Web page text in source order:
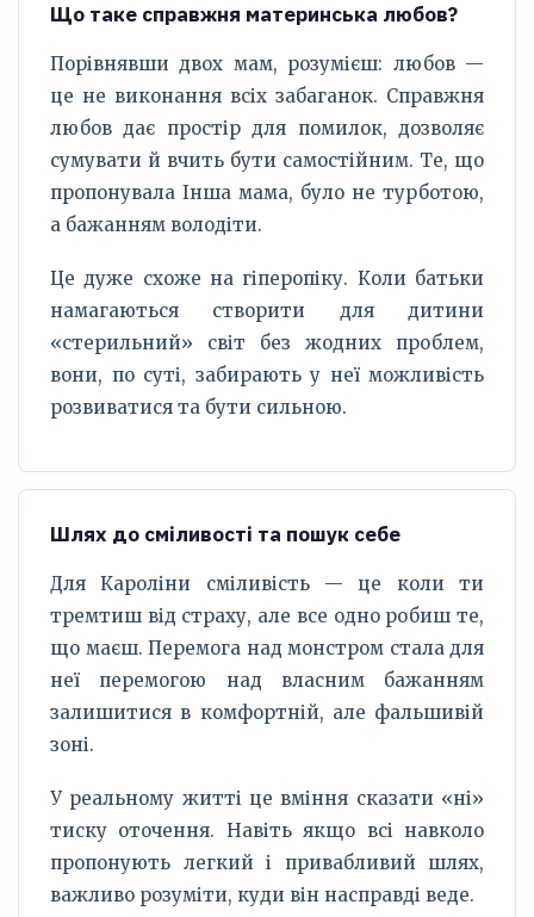
Що таке справжня материнська любов?
Порівнявши двох мам, розумієш: любов —
це не виконання всіх забаганок. Справжня
любов дає простір для помилок, дозволяє
сумувати й вчить бути самостійним. Те, що
пропонувала Інша мама, було не турботою,
а бажанням володіти.
Це дуже схоже на гіперопіку. Коли батьки
намагаються створити для дитини
«стерильний» світ без жодних проблем,
вони, по суті, забирають у неї можливість
розвиватися та бути сильною.
Шлях до сміливості та пошук себе
Для Кароліни сміливість — це коли ти
тремтиш від страху, але все одно робиш те,
що маєш. Перемога над монстром стала для
неї перемогою над власним бажанням
залишитися в комфортній, але фальшивій
зоні.
У реальному житті це вміння сказати «ні»
тиску оточення. Навіть якщо всі навколо
пропонують легкий і привабливий шлях,
важливо розуміти, куди він насправді веде.